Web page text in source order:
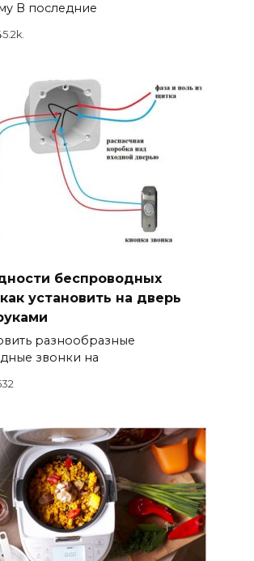
В последние
беспроводных
установить на дверь
разнообразные
звонки на